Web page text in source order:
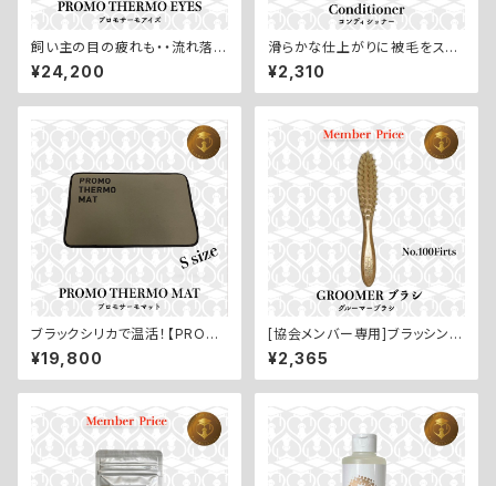
飼い主の目の疲れも・・流れ落と
す【PROMO THERMO EYES
／プロモサーモアイズ】
¥24,200
滑らかな仕上がりに被毛をスタ
イリング【Conditioner／コン
ディショナー：200ml】
¥2,310
ブラックシリカで温活！【PROM
O THERMO MAT／プロモサ
ーモマット：Sサイズ】
¥19,800
[協会メンバー専用]ブラッシング
トレーニングに最適！【GROOM
ERブラシ／グルーマーブラシ：N
o.100 First】
¥2,365